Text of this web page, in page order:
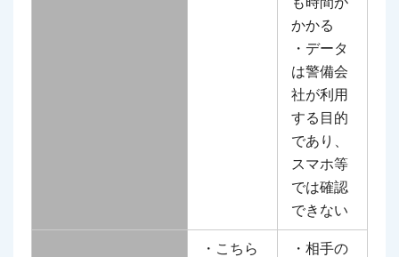
かかる
・データ
は警備会
社が利用
する目的
であり、
スマホ等
では確認
できない
・こちら
・相手の